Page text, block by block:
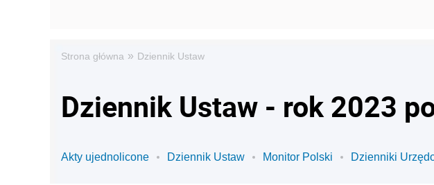
Strona główna » Dziennik Ustaw
Dziennik Ustaw - rok 2023
Akty ujednolicone Dziennik Ustaw Monitor Polski Dzienniki